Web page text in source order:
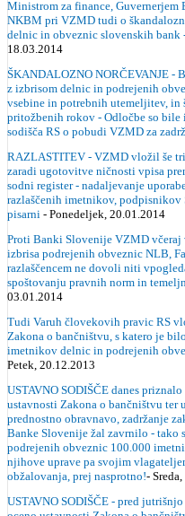
Ministrom za finance,
NKBM pri VZMD tudi o
delnic in obveznic slovenskih
18.03.2014
ŠKANDALOZNO NORČEVANJE -
z izbrisom delnic in podrejenih
vsebine in potrebnih utemeljitev, in
pritožbenih rokov - Odločbe so bile
sodišča RS o pobudi VZMD za
RAZLASTITEV - VZMD vložil še
zaradi ugotovitve ničnosti vpisa
sodni register - nadaljevanje
razlaščenih imetnikov,
pisarni - Ponedeljek, 20.01.2014
Proti Banki Slovenije VZMD včeraj
izbrisa podrejenih obveznic NLB,
razlaščencem ne dovoli niti
spoštovanju pravnih norm in
03.01.2014
Tudi Varuh človekovih pravic RS
Zakona o bančništvu, s katero je
imetnikov delnic in podrejenih
Petek, 20.12.2013
USTAVNO SODIŠČE danes
ustavnosti Zakona o bančništvu
prednostno obravnavo, zadržanje
Banke Slovenije žal zavrnilo - tako
podrejenih obveznic 100.000
njihove uprave pa svojim
obžalovanja, prej nasprotno!-
USTAVNO SODIŠČE - pred